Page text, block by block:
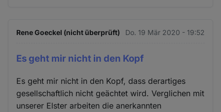
Rene Goeckel (nicht überprüft) Do. 19 Mär 2020 - 19:52
Es geht mir nicht in den Kopf
Es geht mir nicht in den Kopf, dass derartiges
gesellschaftlich nicht geächtet wird. Verglichen mit
unserer Elster arbeiten die anerkannten